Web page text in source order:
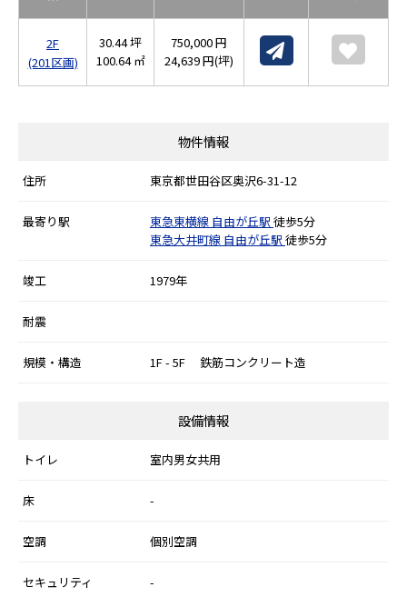
2F
(201区画)
30.44 坪
100.64 ㎡
750,000 円
24,639 円(坪)
物件情報
住所 東京都世田谷区奥沢6-31-12
最寄り駅 東急東横線 自由が丘駅 徒歩5分
東急大井町線 自由が丘駅 徒歩5分
竣工 1979年
耐震
規模・構造 1F - 5F 鉄筋コンクリート造
設備情報
トイレ 室内男女共用
床 -
空調 個別空調
セキュリティ -